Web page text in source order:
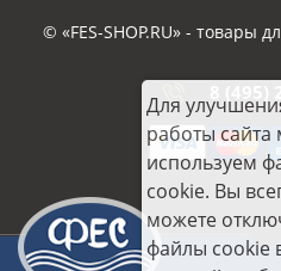
© «FES-SHOP.RU» - товары
8 (495)
Для
работы
используем
cookie. Вы
можете
файлы cookie